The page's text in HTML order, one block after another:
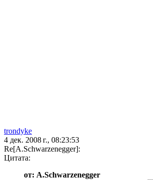
trondyke
4 дек. 2008 г., 08:23:53
Re[A.Schwarzenegger]:
Цитата:
от: A.Schwarzenegger